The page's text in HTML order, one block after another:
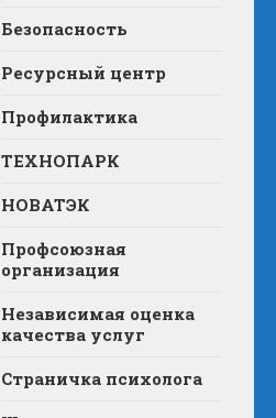
Безопасность
Ресурсный центр
Профилактика
ТЕХНОПАРК
НОВАТЭК
Профсоюзная
организация
Независимая оценка
качества услуг
Страничка психолога